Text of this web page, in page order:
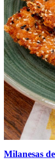
Milanesas